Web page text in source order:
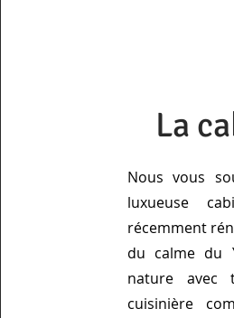
La
Nous vous
luxueuse
récemment
du calme du
nature avec
cuisinière